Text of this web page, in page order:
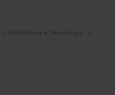
> Eletrônicos e Tecnologia
>